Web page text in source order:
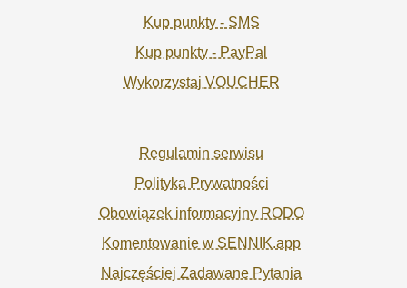
Kup punkty - SMS
Kup punkty - PayPal
Wykorzystaj VOUCHER
Regulamin serwisu
Polityka Prywatności
Obowiązek informacyjny RODO
Komentowanie w SENNIK.app
Najczęściej Zadawane Pytania